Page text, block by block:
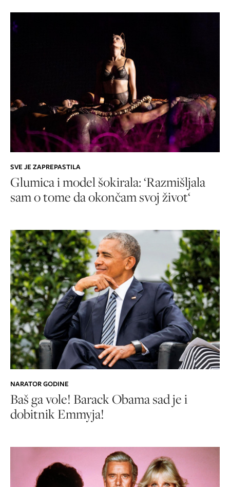
SVE JE ZAPREPASTILA
Glumica i model šokirala: ‘Razmišljala
sam o tome da okončam svoj život‘
NARATOR GODINE
Baš ga vole! Barack Obama sad je i
dobitnik Emmyja!